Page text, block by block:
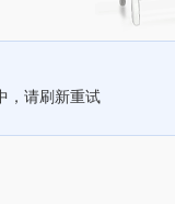
，请刷新重试